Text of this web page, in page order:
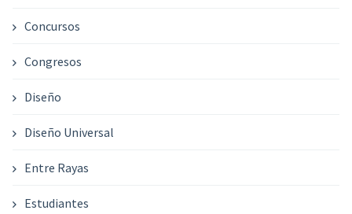
Concursos
Congresos
Diseño
Diseño Universal
Entre Rayas
Estudiantes